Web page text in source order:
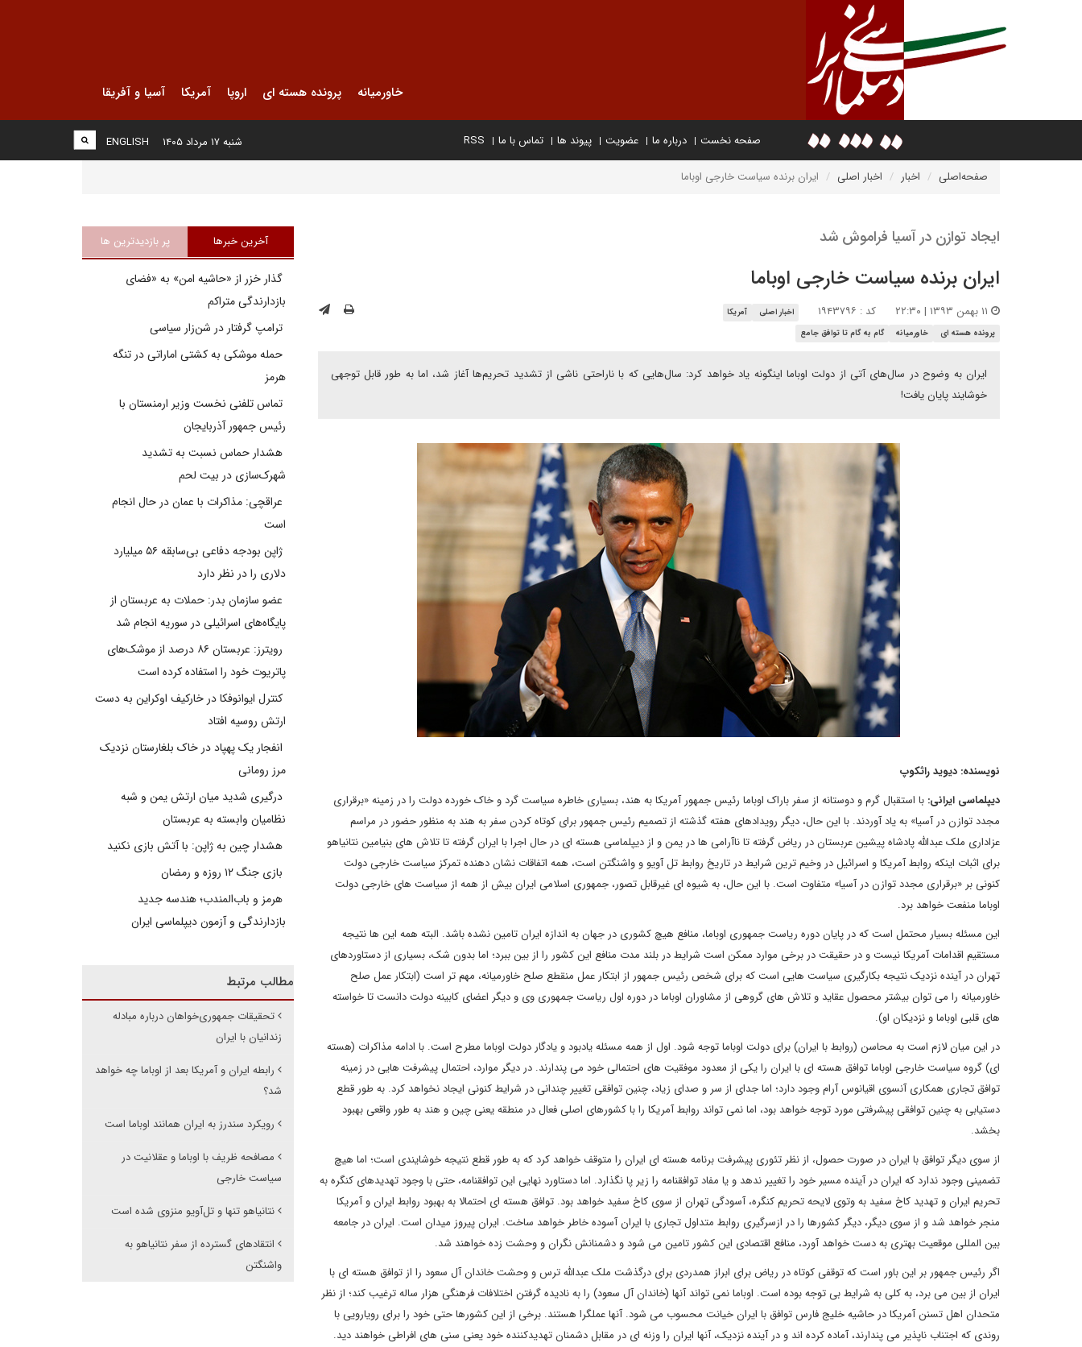
خاورمیانه پرونده هسته ای اروپا آمریکا آسیا و آفریقا
صفحه نخست درباره ما عضویت پیوند ها تماس با ما RSS
ENGLISH شنبه ۱۷ مرداد ۱۴۰۵
صفحه‌اصلی اخبار اخبار اصلی ایران برنده سیاست خارجی اوباما
ایجاد توازن در آسیا فراموش شد
ایران برنده سیاست خارجی اوباما
کد : ۱۹۴۳۷۹۶ اخبار اصلی
آمریکا
پرونده هسته ای
خاورمیانه گام به گام تا توافق جامع
ایران به وضوح در سال‌های آتی از دولت اوباما اینگونه یاد خواهد کرد: سال‌هایی که با ناراحتی ناشی از تشدید تحریم‌ها آغاز شد، اما به طور قابل توجهی
خوشایند پایان یافت!
نویسنده: دیوید راثکوپ
دیپلماسی ایرانی: با استقبال گرم و دوستانه از سفر باراک اوباما رئیس جمهور آمریکا به هند، بسیاری خاطره سیاست گرد و خاک خورده دولت را در زمینه «برقراری
مجدد توازن در آسیا» به یاد آوردند. با این حال، دیگر رویدادهای هفته گذشته از تصمیم رئیس جمهور برای کوتاه کردن سفر به هند به منظور حضور در مراسم
عزاداری ملک عبدالله پادشاه پیشین عربستان در ریاض گرفته تا ناآرامی ها در یمن و از دیپلماسی هسته ای در حال اجرا با ایران گرفته تا تلاش های بنیامین نتانیاهو
برای اثبات اینکه روابط آمریکا و اسرائیل در وخیم ترین شرایط در تاریخ روابط تل آویو و واشنگتن است، همه اتفاقات نشان دهنده تمرکز سیاست خارجی دولت
کنونی بر «برقراری مجدد توازن در آسیا» متفاوت است. با این حال، به شیوه ای غیرقابل تصور، جمهوری اسلامی ایران بیش از همه از سیاست های خارجی دولت
اوباما منفعت خواهد برد.
این مسئله بسیار محتمل است که در پایان دوره ریاست جمهوری اوباما، منافع هیچ کشوری در جهان به اندازه ایران تامین نشده باشد. البته همه این ها نتیجه
مستقیم اقدامات آمریکا نیست و در حقیقت در برخی موارد ممکن است شرایط در بلند مدت منافع این کشور را از بین ببرد؛ اما بدون شک، بسیاری از دستاوردهای
تهران در آینده نزدیک نتیجه بکارگیری سیاست هایی است که برای شخص رئیس جمهور از ابتکار عمل منقطع صلح خاورمیانه، مهم تر است (ابتکار عمل صلح
خاورمیانه را می توان بیشتر محصول عقاید و تلاش های گروهی از مشاوران اوباما در دوره اول ریاست جمهوری وی و دیگر اعضای کابینه دولت دانست تا خواسته
های قلبی اوباما و نزدیکان او).
در این میان لازم است به محاسن (روابط با ایران) برای دولت اوباما توجه شود. اول از همه مسئله یادبود و یادگار دولت اوباما مطرح است. با ادامه مذاکرات (هسته
ای) گروه سیاست خارجی اوباما توافق هسته ای با ایران را یکی از معدود موفقیت های احتمالی خود می پندارند. در دیگر موارد، احتمال پیشرفت هایی در زمینه
توافق تجاری همکاری آنسوی اقیانوس آرام وجود دارد؛ اما جدای از سر و صدای زیاد، چنین توافقی تغییر چندانی در شرایط کنونی ایجاد نخواهد کرد. به طور قطع
دستیابی به چنین توافقی پیشرفتی مورد توجه خواهد بود، اما نمی تواند روابط آمریکا را با کشورهای اصلی فعال در منطقه یعنی چین و هند به طور واقعی بهبود
بخشد.
از سوی دیگر توافق با ایران در صورت حصول، از نظر تئوری پیشرفت برنامه هسته ای ایران را متوقف خواهد کرد که به طور قطع نتیجه خوشایندی است؛ اما هیچ
تضمینی وجود ندارد که ایران در آینده مسیر خود را تغییر ندهد و یا مفاد توافقنامه را زیر پا نگذارد. اما دستاورد نهایی این توافقنامه، حتی با وجود تهدیدهای کنگره به
تحریم ایران و تهدید کاخ سفید به وتوی لایحه تحریم کنگره، آسودگی تهران از سوی کاخ سفید خواهد بود. توافق هسته ای احتمالا به بهبود روابط ایران و آمریکا
منجر خواهد شد و از سوی دیگر، دیگر کشورها را در ازسرگیری روابط متداول تجاری با ایران آسوده خاطر خواهد ساخت. ایران پیروز میدان است. ایران در جامعه
بین المللی موقعیت بهتری به دست خواهد آورد، منافع اقتصادی این کشور تامین می شود و دشمنانش نگران و وحشت زده خواهند شد.
اگر رئیس جمهور بر این باور است که توقفی کوتاه در ریاض برای ابراز همدردی برای درگذشت ملک عبدالله ترس و وحشت خاندان آل سعود را از توافق هسته ای با
ایران از بین می برد، به کلی به شرایط بی توجه بوده است. اوباما نمی تواند آنها (خاندان آل سعود) را به نادیده گرفتن اختلافات فرهنگی هزار ساله ترغیب کند؛ از نظر
متحدان اهل تسنن آمریکا در حاشیه خلیج فارس توافق با ایران خیانت محسوب می شود. آنها عملگرا هستند. برخی از این کشورها حتی خود را برای رویارویی با
روندی که اجتناب ناپذیر می پندارند، آماده کرده اند و در آینده نزدیک، آنها ایران را وزنه ای در مقابل دشمنان تهدیدکننده خود یعنی سنی های افراطی خواهند دید.
آخرین خبرها پر بازدیدترین ها
گذار خزر از «حاشیه امن» به «فضای
بازدارندگی متراکم
ترامپ گرفتار در شن‌زار سیاسی
حمله موشکی به کشتی اماراتی در تنگه
هرمز
تماس تلفنی نخست وزیر ارمنستان با
رئیس جمهور آذربایجان
هشدار حماس نسبت به تشدید
شهرک‌سازی در بیت‌ لحم
عراقچی: مذاکرات با عمان در حال انجام
است
ژاپن بودجه دفاعی بی‌سابقه ۵۶ میلیارد
دلاری را در نظر دارد
عضو سازمان بدر: حملات به عربستان از
پایگاه‌های اسرائیلی در سوریه انجام شد
رویترز: عربستان ۸۶ درصد از موشک‌های
پاتریوت خود را استفاده کرده است
کنترل ایوانوفکا در خارکیف اوکراین به دست
ارتش روسیه افتاد
انفجار یک پهپاد در خاک بلغارستان نزدیک
مرز رومانی
درگیری شدید میان ارتش یمن و شبه
نظامیان وابسته به عربستان
هشدار چین به ژاپن: با آتش بازی نکنید
بازی جنگ ۱۲ روزه و رمضان
هرمز و باب‌المندب؛ هندسه جدید
بازدارندگی و آزمون دیپلماسی ایران
مطالب مرتبط
تحقیقات جمهوری‌خواهان درباره مبادله
زندانیان با ایران
رابطه ایران و آمریکا بعد از اوباما چه خواهد
شد؟
رویکرد سندرز به ایران همانند اوباما است
مصافحه ظریف با اوباما و عقلانیت در
سیاست خارجی
نتانیاهو تنها و تل‌آویو منزوی شده است
انتقادهای گسترده از سفر نتانیاهو به
واشنگتن